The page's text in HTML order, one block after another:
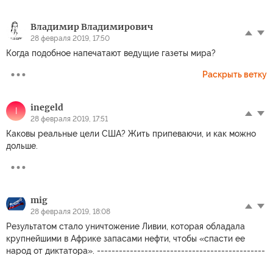
Владимир Владимирович
28 февраля 2019, 17:50
Когда подобное напечатают ведущие газеты мира?
Раскрыть ветку
I inegeld
28 февраля 2019, 17:51
Каковы реальные цели США? Жить припеваючи, и как можно
дольше.
mig
28 февраля 2019, 18:08
Результатом стало уничтожение Ливии, которая обладала
крупнейшими в Африке запасами нефти, чтобы «спасти ее
народ от диктатора». ----------------------------------------------